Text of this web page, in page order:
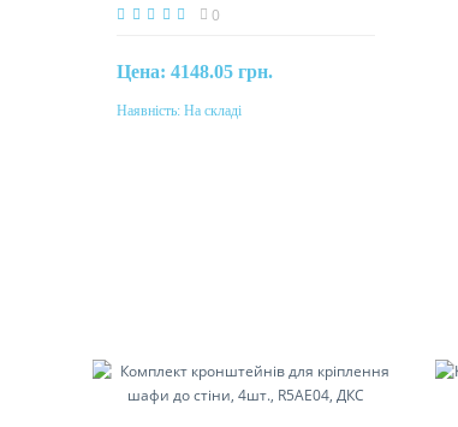
Tmax2, ширина шафи 600 мм,
0
Цена: 4148.05 грн.
Купити
Наявність: На складі